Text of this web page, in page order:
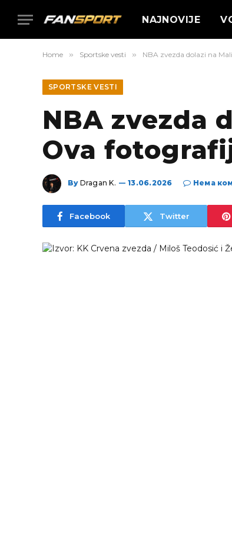
NAJNOVIJE
Home » Sportske vesti » NBA zvezda dolazi na
SPORTSKE VESTI
NBA zvezda
Ova
By Dragan K. 13.06.2026 Нема
Facebook Twitter